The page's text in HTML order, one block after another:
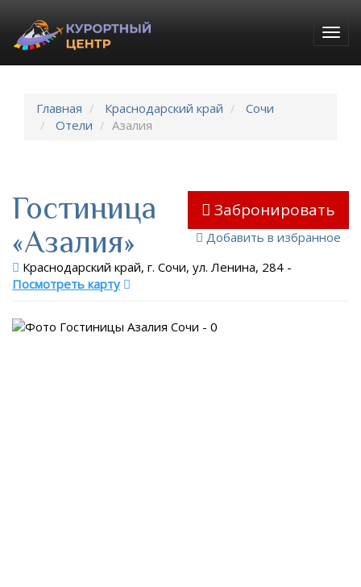
Главная Краснодарский край
Сочи
Отели
Азалия
Забронировать
Добавить в избранное
Гостиница
«Азалия»
Краснодарский край, г. Сочи, ул. Ленина, 284 -
Посмотреть карту